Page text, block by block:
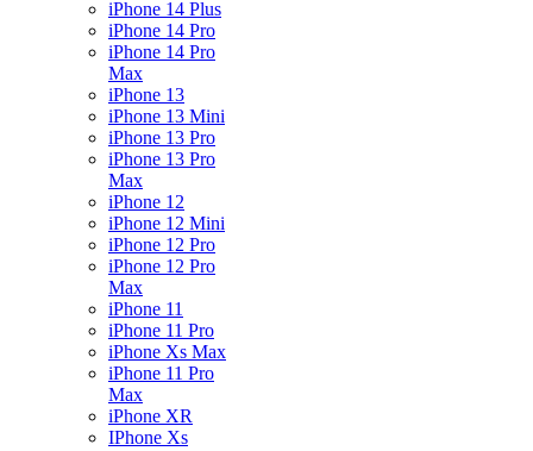
iPhone 14 Plus
iPhone 14 Pro
iPhone 14 Pro
Max
iPhone 13
iPhone 13 Mini
iPhone 13 Pro
iPhone 13 Pro
Max
iPhone 12
iPhone 12 Mini
iPhone 12 Pro
iPhone 12 Pro
Max
iPhone 11
iPhone 11 Pro
iPhone Xs Max
iPhone 11 Pro
Max
iPhone XR
IPhone Xs